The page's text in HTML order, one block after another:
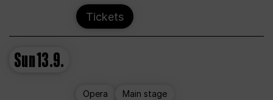
Tickets
Sun13.9.
Opera Main stage